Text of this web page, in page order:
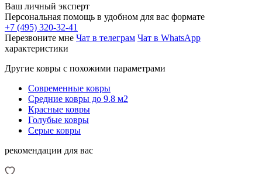
Ваш личный эксперт
Персональная помощь в удобном для вас формате
+7 (495) 320-32-41
Перезвоните мне Чат в телеграм Чат в WhatsApp
характеристики
Другие ковры с похожими параметрами
Современные ковры
Средние ковры до 9.8 м2
Красные ковры
Голубые ковры
Серые ковры
рекомендации для вас